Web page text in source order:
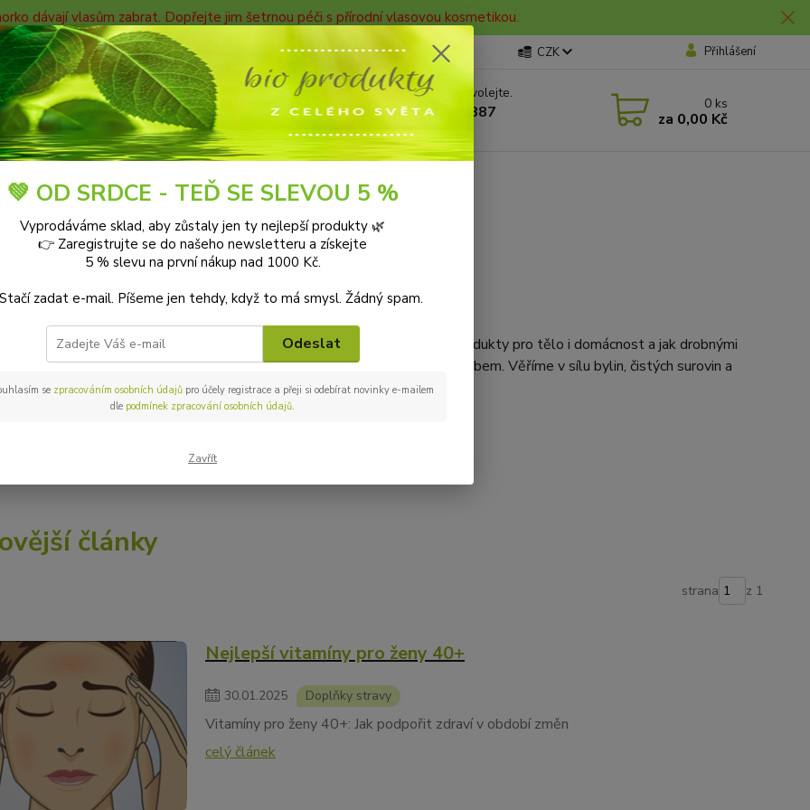
dávají vlasům zabrat. Dopřejte jim šetrnou péči s přírodní vlasovou kosmetikou.
Blog CZK Přihlášení
Hledat
Nevíte si rady? Zavolejte.
+420 606 912 887
9-18:00 hod.
0 ks
za 0,00 Kč
Blog
na blogu Bioprotebe.cz 🌿
pro zdravější tělo, klidnější mysl a laskavější svět.
tipy a rady, jak pečovat o své zdraví přírodní cestou, jak vybírat šetrné produkty pro tělo i domácnost a jak drobnými
žít udržitelněji. Nebo jak vylepšit svůj domov a zahradu ekologickým způsobem. Věříme v sílu bylin, čistých surovin a
články
strana z 1
Nejlepší vitamíny pro ženy 40+
30.01.2025 Doplňky stravy
Vitamíny pro ženy 40+: Jak podpořit zdraví v období změn
celý článek
💚 OD SRDCE - TEĎ SE SLEVOU 5 %
Vyprodáváme sklad, aby zůstaly jen ty nejlepší produkty 🌿
👉 Zaregistrujte se do našeho newsletteru a získejte
5 % slevu na první nákup nad 1000 Kč.
zadat e-mail. Píšeme jen tehdy, když to má smysl. Žádný spam.
Odeslat
se zpracováním osobních údajůpro účely registrace a přeji si odebírat novinky e-mailem
dle podmínek zpracování osobních údajů.
Zavřít